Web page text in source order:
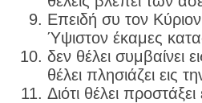
Επειδή συ τον
Ύψιστον έκαμες
δεν θέλει συμβαίνει
θέλει πλησιάζει εις
Διότι θέλει